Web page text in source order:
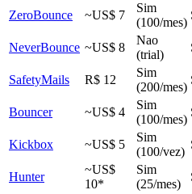
ZeroBounce
~US$ 7
Sim
(100/mes)
NeverBounce ~US$ 8
Nao
(trial)
SafetyMails R$ 12
Sim
(200/mes)
Bouncer
~US$ 4
Sim
(100/mes)
Kickbox ~US$ 5
Sim
(100/vez)
Hunter
~US$
10*
Sim
(25/mes)